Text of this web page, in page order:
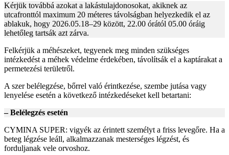
Kérjük továbbá azokat a lakástulajdonosokat, akiknek az
utcafronttól maximum 20 méteres távolságban helyezkedik el az
ablakuk, hogy 2026.05.18–29 között, 22.00 órától 05.00 óráig
lehetőleg tartsák azt zárva.
Felkérjük a méhészeket, tegyenek meg minden szükséges
intézkedést a méhek védelme érdekében, távolítsák el a kaptárakat a
permetezési területről.
A szer belélegzése, bőrrel való érintkezése, szembe jutása vagy
lenyelése esetén a következő intézkedéseket kell betartani:
– Belélegzés esetén
CYMINA SUPER: vigyék az érintett személyt a friss levegőre. Ha a
beteg légzése leáll, alkalmazzanak mesterséges légzést, és
forduljanak vele orvoshoz.